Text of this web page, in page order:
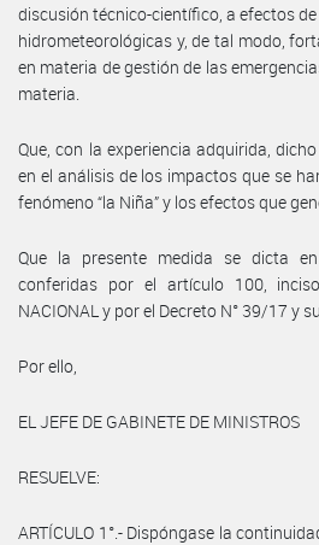
discusión técnico-científico, a efectos
hidrometeorológicas y, de tal modo,
en materia de gestión de las
materia.
Que, con la experiencia adquirida,
en el análisis de los impactos que se
fenómeno “la Niña” y los efectos que
Que la presente medida se dicta
conferidas por el artículo 100,
NACIONAL y por el Decreto N° 39/17 y
Por ello,
EL JEFE DE GABINETE DE MINISTROS
RESUELVE:
ARTÍCULO 1°.- Dispóngase la